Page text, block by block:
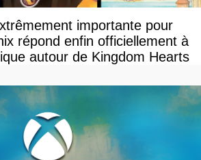
importante pour
répond enfin officiellement à
autour de Kingdom Hearts